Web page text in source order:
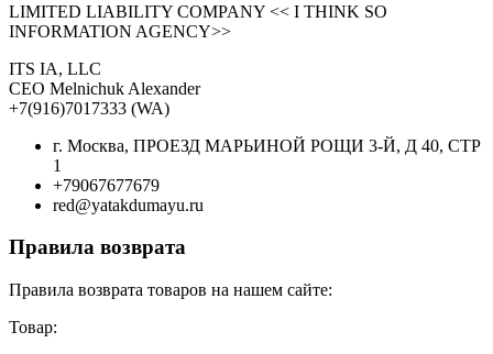
LIMITED LIABILITY COMPANY << I THINK SO
INFORMATION AGENCY>>
ITS IA, LLC
CEO Melnichuk Alexander
+7(916)7017333 (WA)
г. Москва, ПРОЕЗД МАРЬИНОЙ РОЩИ 3-Й, Д 40, СТР
1
+79067677679
red@yatakdumayu.ru
Правила возврата
Правила возврата товаров на нашем сайте:
Товар: